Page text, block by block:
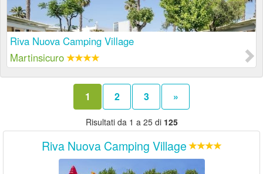
Riva Nuova Camping Village
Martinsicuro
1 2 3 »
Risultati da 1 a 25 di 125
Riva Nuova Camping Village